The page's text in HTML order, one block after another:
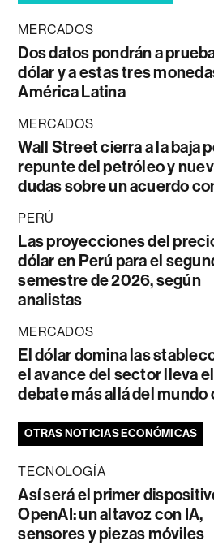
MERCADOS
Dos datos pondrán a
dólar y a estas tres
América Latina
MERCADOS
Wall Street cierra a la baja
repunte del petróleo y
dudas sobre un acuerdo
PERÚ
Las proyecciones del
dólar en Perú para el
semestre de 2026, según
analistas
MERCADOS
El dólar domina las
el avance del sector lleva el
debate más allá del mundo
OTRAS NOTICIAS ECONÓMICAS
TECNOLOGÍA
Así será el primer
OpenAI: un altavoz con IA,
sensores y piezas móviles